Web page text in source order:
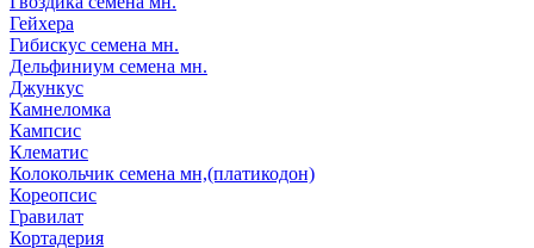
Гейхера
Гибискус семена мн.
Дельфиниум семена мн.
Джункус
Камнеломка
Кампсис
Клематис
Колокольчик семена мн,(платикодон)
Кореопсис
Гравилат
Кортадерия